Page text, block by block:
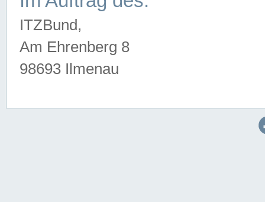
ITZBund,
Am Ehrenberg 8
98693 Ilmenau